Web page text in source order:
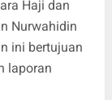
Haji dan
Nurwahidin
ini bertujuan
laporan